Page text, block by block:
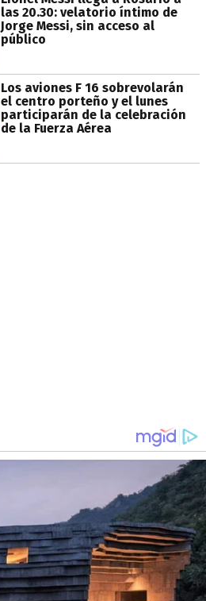
las 20.30: velatorio íntimo de
Jorge Messi, sin acceso al
público
Los aviones F 16 sobrevolarán
el centro porteño y el lunes
participarán de la celebración
de la Fuerza Aérea